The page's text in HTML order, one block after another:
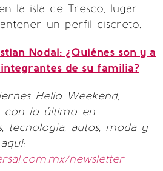
la isla de Tresco, lugar
un perfil discreto.
Nodal: ¿Quiénes son y a
de su familia?
Hello Weekend,
con lo último en
tecnología, autos, moda y
newsletter